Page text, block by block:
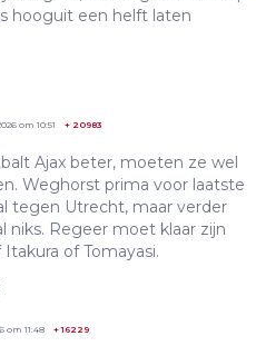
hooguit een helft laten
om 10:51 + 20983
Ajax beter, moeten ze wel
Weghorst prima voor laatste
tegen Utrecht, maar verder
niks. Regeer moet klaar zijn
of Tomayasi.
om 11:48 +16229